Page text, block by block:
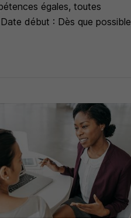
égales, toutes
début : Dès que possible